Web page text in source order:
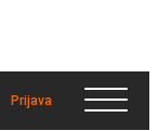
Prijava